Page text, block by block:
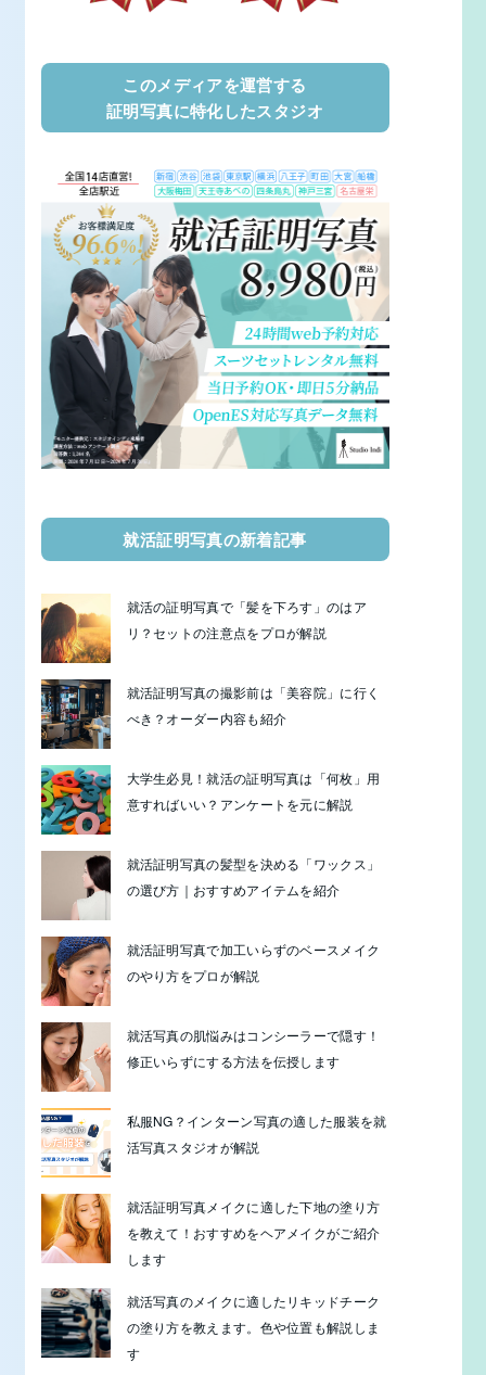
このメディアを運営する
証明写真に特化したスタジオ
就活証明写真の新着記事
就活の証明写真で「髪を下ろす」のはア
リ？セットの注意点をプロが解説
就活証明写真の撮影前は「美容院」に行く
べき？オーダー内容も紹介
大学生必見！就活の証明写真は「何枚」用
意すればいい？アンケートを元に解説
就活証明写真の髪型を決める「ワックス」
の選び方｜おすすめアイテムを紹介
就活証明写真で加工いらずのベースメイク
のやり方をプロが解説
就活写真の肌悩みはコンシーラーで隠す！
修正いらずにする方法を伝授します
私服NG？インターン写真の適した服装を就
活写真スタジオが解説
就活証明写真メイクに適した下地の塗り方
を教えて！おすすめをヘアメイクがご紹介
します
就活写真のメイクに適したリキッドチーク
の塗り方を教えます。色や位置も解説しま
す